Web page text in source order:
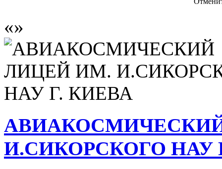
И.СИКОРСКОГО НАУ